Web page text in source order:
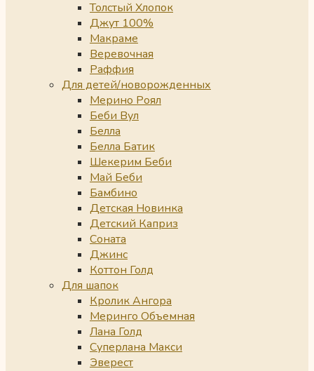
Толстый Хлопок
Джут 100%
Макраме
Веревочная
Раффия
Для детей/новорожденных
Мерино Роял
Беби Вул
Белла
Белла Батик
Шекерим Беби
Май Беби
Бамбино
Детская Новинка
Детский Каприз
Соната
Джинс
Коттон Голд
Для шапок
Кролик Ангора
Меринго Объемная
Лана Голд
Суперлана Макси
Эверест